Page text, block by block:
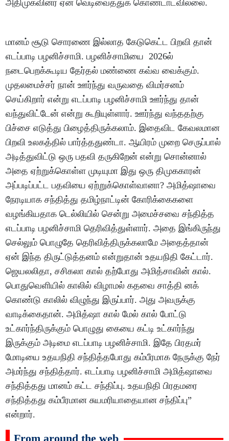
அதிமுகவினர் ஏன் வெடிவைத்துக் கொண்டாடவில்லை.
மானம் சூடு சொரணை இல்லாத கேடுகெட்ட பிறவி தான்
எடப்பாடி பழனிச்சாமி. பழனிச்சாமியை 2026ல்
நடைபெறக்கூடிய தேர்தல் மண்ணை கவ்வ வைக்கும்.
முதலமைச்சர் நான் ஊர்ந்து வருவதை விமர்சனம்
செய்கிறார் என்று எடப்பாடி பழனிச்சாமி ஊர்ந்து தான்
வந்துவிட்டேன் என்று கூறியுள்ளார். ஊர்ந்து வந்ததற்கு
பிச்சை எடுத்து பிழைத்திருக்கலாம். இதைவிட கேவலமான
பிறவி உலகத்தில் பார்த்ததுண்டா. ஆயிரம் முறை செருப்பால்
அடித்துவிட்டு ஒரு பதவி தருகிறேன் என்று சொன்னால்
அதை ஏற்றுக்கொள்ள முடியுமா இது ஒரு திமுககாரன்
அப்படிப்பட்ட பதவியை ஏற்றுக்கொள்வானா? அமித்ஷாவை
நேரடியாக சந்தித்து தமிழ்நாட்டின் கோரிக்கைகளை
வழங்கியதாக டெல்லியில் சென்று அமைச்சவை சந்தித்த
எடப்பாடி பழனிச்சாமி தெரிவித்துள்ளார். அதை இங்கிருந்து
செல்லும் பொழுதே தெரிவித்திருக்கலாமே அதைத்தான்
ஏன் இந்த திருட்டுத்தனம் என்றுதான் உதயநிதி கேட்டார்.
ஜெயலலிதா, சசிகலா கால் தற்போது அமித்சாவின் கால்.
பொதுவெளியில் காலில் விழாமல் கதவை சாத்தி னக்
கொண்டு காலில் விழுந்து இருப்பார். அது அவருக்கு
வாடிக்கைதான். அமித்ஷா கால் மேல் கால் போட்டு
உட்கார்ந்திருக்கும் பொழுது கையை கட்டி உட்கார்ந்து
இருக்கும் அடிமை எடப்பாடி பழனிச்சாமி. இதே பிரதமர்
மோடியை உதயநிதி சந்தித்தபோது கம்பீரமாக நேருக்கு நேர்
அமர்ந்து சந்தித்தார். எடப்பாடி பழனிச்சாமி அமித்ஷாவை
சந்தித்தது மானம் கட்ட சந்திப்பு. உதயநிதி பிரதமரை
சந்தித்தது கம்பீரமான சுயமரியாதையான சந்திப்பு”
என்றார்.
From around the web